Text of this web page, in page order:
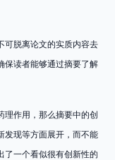
可脱离论文的实质内容去
保读者能够通过摘要了解
作用，那么摘要中的创
发现等方面展开，而不能
了一个看似很有创新性的